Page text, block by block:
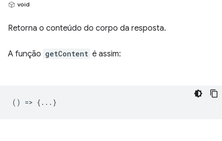
void
Retorna o conteúdo do corpo da resposta.
A função getContent é assim:
() => {...}